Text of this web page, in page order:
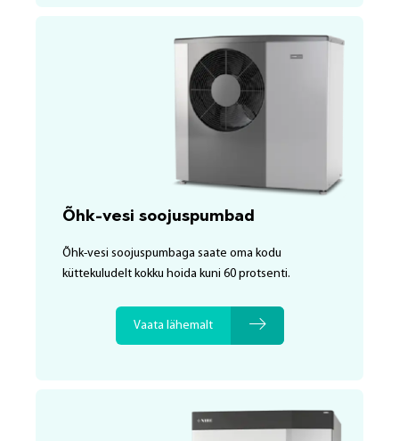
Õhk-vesi soojuspumbad
Õhk-vesi soojuspumbaga saate oma kodu
küttekuludelt kokku hoida kuni 60 protsenti.
Vaata lähemalt